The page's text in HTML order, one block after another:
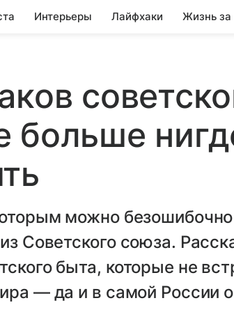
Интерьеры Лайфхаки Жизнь за
больше
можно безошибочно
Советского союза.
быта, которые не
— да и в самой России